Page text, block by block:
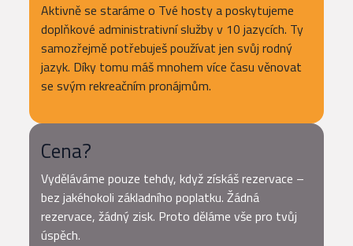
Aktivně se staráme o Tvé hosty a poskytujeme
doplňkové administrativní služby v 10 jazycích. Ty
samozřejmě potřebuješ používat jen svůj rodný
jazyk. Díky tomu máš mnohem více času věnovat
se svým rekreačním pronájmům.
Cena?
Vyděláváme pouze tehdy, když získáš rezervace –
bez jakéhokoli základního poplatku. Žádná
rezervace, žádný zisk. Proto děláme vše pro tvůj
úspěch.